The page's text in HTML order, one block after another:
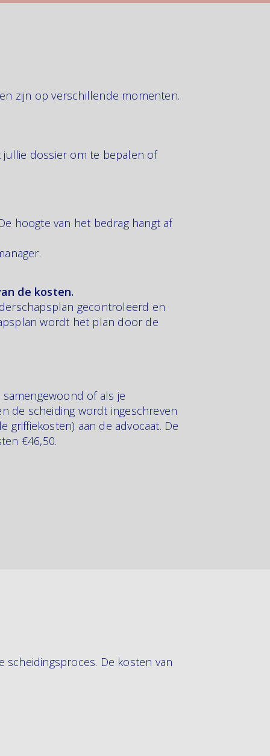
zijn op verschillende momenten.
jullie dossier om te bepalen of
hoogte van het bedrag hangt af
de kosten.
gecontroleerd en
wordt het plan door de
of als je
de scheiding wordt ingeschreven
griffiekosten) aan de advocaat. De
€46,50.
De kosten van